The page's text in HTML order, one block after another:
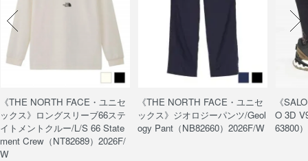
《THE NORTH FACE・ユニセ
ックス》ロングスリーブ66ステ
イトメントクルー/L/S 66 State
ment Crew（NT82689）2026F/
W
《THE NORTH FACE・ユニセ
ックス》ジオロジーパンツ/Geol
ogy Pant（NB82660）2026F/W
《
O 3D
63800